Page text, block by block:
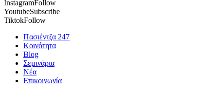
InstagramFollow
YoutubeSubscribe
TiktokFollow
Πασιέντζα 247
Κοινότητα
Blog
Σεμινάρια
Νέα
Επικοινωνία